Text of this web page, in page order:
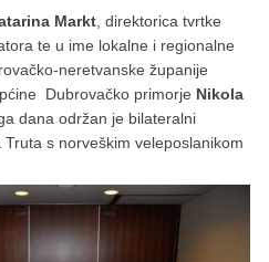
Markt , direktorica tvrtke
te u ime lokalne i regionalne
neretvanske županije
Dubrovačko primorje Nikola
dana održan je bilateralni
s norveškim veleposlanikom